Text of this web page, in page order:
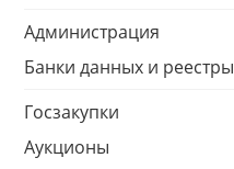
Администрация
Банки данных и реестры
Госзакупки
Аукционы